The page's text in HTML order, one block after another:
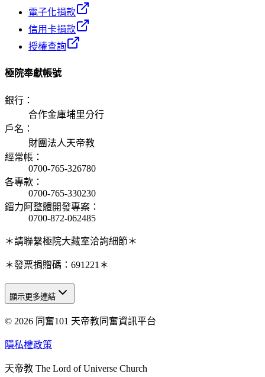
電子化捐款
信用卡捐款
授權查詢
極院奉獻帳號
銀行 ：
合作金庫埔里分行
戶名 ：
財團法人天帝教
經常帳 ：
0700-765-326780
各專款 ：
0700-765-330230
鐳力阿整體開發專案 ：
0700-872-062485
＊請聯繫極院大藏室洽詢細節＊
＊發票捐贈碼：691221＊
天人研究總院
天人研究學院
天人炁功院
顯示更多連結
© 2026 同奮101 天帝教同奮資訊平台
隱私權政策
天帝教 The Lord of Universe Church